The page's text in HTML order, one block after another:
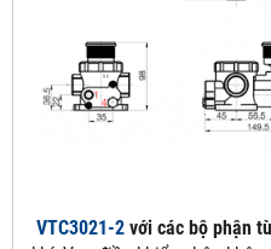
VTC3021-2 với các bộ phận